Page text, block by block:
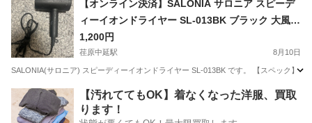
【オンライン決済】SALONIA サロニア スピーデ
ィーイオンドライヤー SL-013BK ブラック 大風量
1200W
1,200円
荏原中延駅 8月10日
SALONIA(サロニア) スピーディーイオンドライヤー SL-013BK です。 【スペック】
東京 品川区 荏原中延駅 生活家電
【汚れててもOK】着なくなった洋服、買取
ります！